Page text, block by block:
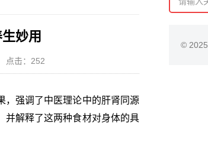
妙用
点击：252
，强调了中医理论中的肝肾同源
并解释了这两种食材对身体的具
© 2025